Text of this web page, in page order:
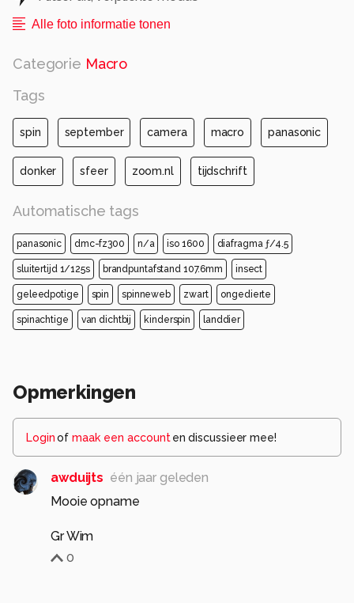
Alle foto informatie tonen
Categorie Macro
Tags
spin september camera macro panasonic
donker sfeer zoom.nl tijdschrift
Automatische tags
panasonic dmc-fz300 n/a iso 1600 diafragma ƒ/4.5
sluitertijd 1/125s brandpuntafstand 107.6mm insect
geleedpotige spin spinneweb zwart ongedierte
spinachtige van dichtbij kinderspin landdier
Opmerkingen
Loginof maak een account en discussieer mee!
awduijts één jaar geleden
Mooie opname
Gr Wim
0